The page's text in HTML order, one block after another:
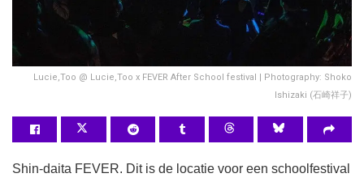
Lucie,Too @ Lucie,Too x FEVER After School festival | Photography: Shoko
Ishizaki (石崎祥子)
Shin-daita FEVER. Dit is de locatie voor een schoolfestival